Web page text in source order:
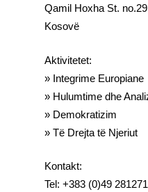
Qamil Hoxha St.
Kosovë
Aktivitetet:
» Integrime Europiane
» Hulumtime dhe
» Demokratizim
» Të Drejta të Njeriut
Kontakt:
Tel: +383 (0)49 281271